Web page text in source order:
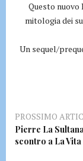
Questo nuovo
mitologia dei
Un sequel/
PROSSIMO
Pierre La
scontro a La